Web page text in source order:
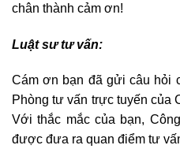
chân thành cảm ơn!
Luật sư tư vấn:
Cám ơn bạn đã gửi câu hỏi
Phòng tư vấn trực tuyến của
Với thắc mắc của bạn,
được đưa ra quan điểm tư